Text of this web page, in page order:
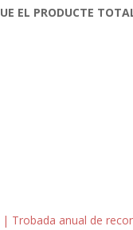
EL PRODUCTE
| Trobada anual de